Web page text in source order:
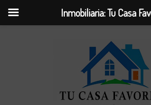
Inmobiliaria: Tu Casa